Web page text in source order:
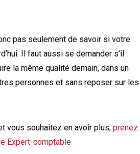
pas seulement de savoir si votre
Il faut aussi se demander s’il
la même qualité demain, dans un
personnes et sans reposer sur les
vous souhaitez en avoir plus, prenez
Expert-comptable